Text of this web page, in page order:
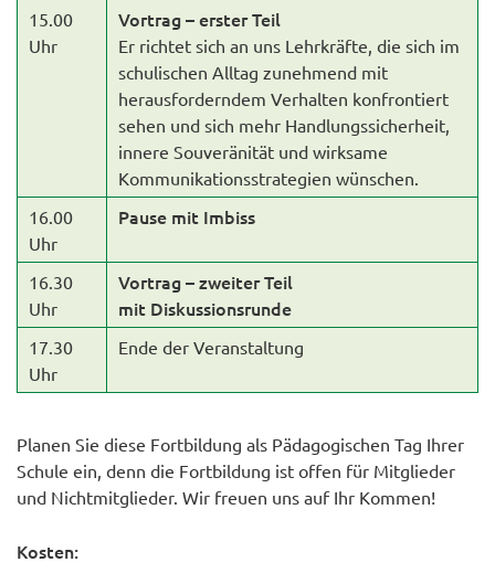
15.00
Uhr
Vortrag – erster Teil
Er richtet sich an uns Lehrkräfte, die sich im
schulischen Alltag zunehmend mit
herausforderndem Verhalten konfrontiert
sehen und sich mehr Handlungssicherheit,
innere Souveränität und wirksame
Kommunikationsstrategien wünschen.
16.00
Uhr
Pause mit Imbiss
16.30
Uhr
Vortrag – zweiter Teil
mit Diskussionsrunde
17.30
Uhr
Ende der Veranstaltung
Planen Sie diese Fortbildung als Pädagogischen Tag Ihrer
Schule ein, denn die Fortbildung ist offen für Mitglieder
und Nichtmitglieder. Wir freuen uns auf Ihr Kommen!
Kosten: